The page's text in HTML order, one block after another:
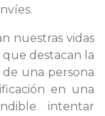
nuestras vidas
que destacan la
una persona
en una
intentar